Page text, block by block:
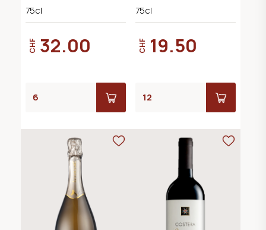
75cl
CHF 32.00
75cl
CHF 19.50